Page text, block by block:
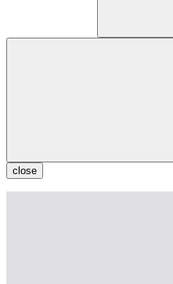
close